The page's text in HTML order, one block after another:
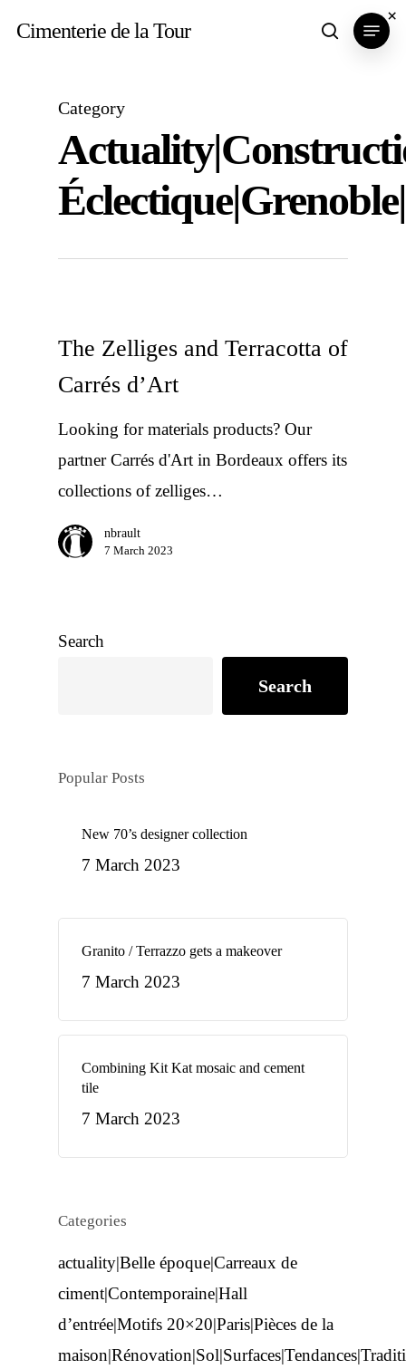
Cimenterie de la Tour search
Menu
Category
The Zelliges and Terracotta of
Carrés d’Art
Looking for materials products? Our
partner Carrés d'Art in Bordeaux offers its
collections of zelliges…
nbrault
7 March 2023
Search
Search
Popular Posts
New 70’s designer collection
7 March 2023
Granito / Terrazzo gets a makeover
7 March 2023
Combining Kit Kat mosaic and cement
tile
7 March 2023
Categories
actuality|Belle époque|Carreaux de
ciment|Contemporaine|Hall
d’entrée|Motifs 20×20|Paris|Pièces de la
×